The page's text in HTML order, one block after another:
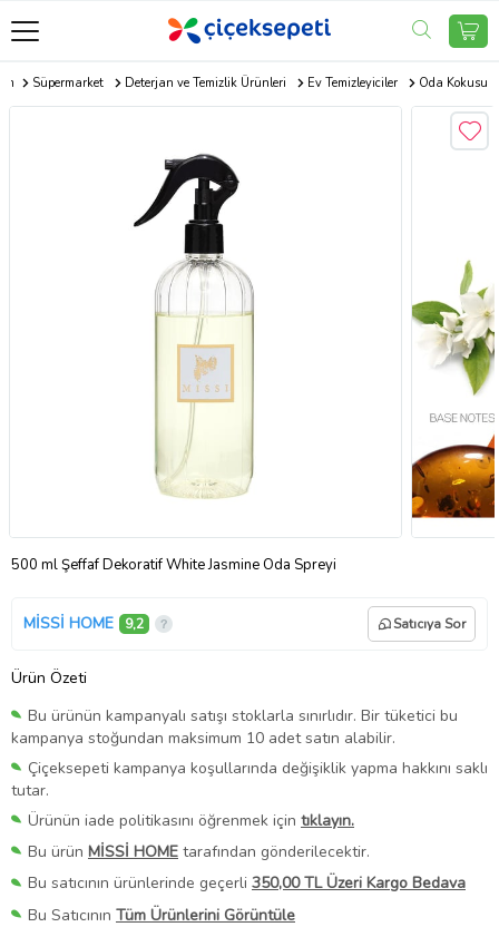
Süpermarket Deterjan ve Temizlik Ürünleri Ev Temizleyiciler Oda Kokusu
500 ml Şeffaf Dekoratif White Jasmine Oda Spreyi
MİSSİ HOME 9,2 Satıcıya Sor
Ürün Özeti
Bu ürünün kampanyalı satışı stoklarla sınırlıdır. Bir tüketici bu
kampanya stoğundan maksimum 10 adet satın alabilir.
Çiçeksepeti kampanya koşullarında değişiklik yapma hakkını saklı
tutar.
Ürünün iade politikasını öğrenmek için tıklayın.
Bu ürün MİSSİ HOME tarafından gönderilecektir.
Bu satıcının ürünlerinde geçerli 350,00 TL Üzeri Kargo Bedava
Bu Satıcının Tüm Ürünlerini Görüntüle